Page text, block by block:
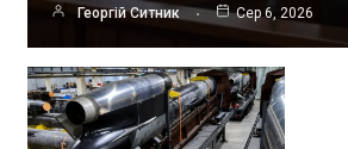
Георгій Ситник Сер 6, 2026